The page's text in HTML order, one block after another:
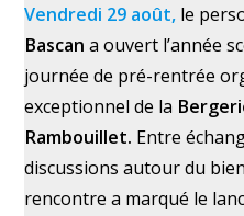
Vendredi 29 août, le
Bascan a ouvert l’année
journée de pré-rentrée
exceptionnel de la
Rambouillet. Entre
discussions autour du
rencontre a marqué le